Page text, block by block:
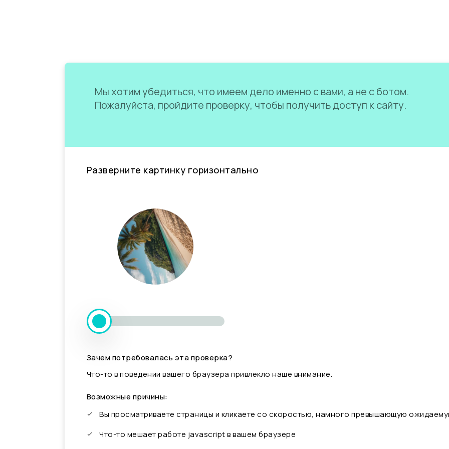
Мы хотим убедиться, что имеем дело именно с вами, а не с ботом.
Пожалуйста, пройдите проверку, чтобы получить доступ к сайту.
Разверните картинку горизонтально
Зачем потребовалась эта проверка?
Что-то в поведении вашего браузера привлекло наше внимание.
Возможные причины:
Вы просматриваете страницы и кликаете со скоростью, намного превышающую
Что-то мешает работе javascript в вашем браузере